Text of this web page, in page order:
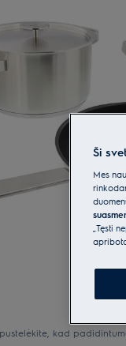
kad
Ši
Mes
„Tęsti